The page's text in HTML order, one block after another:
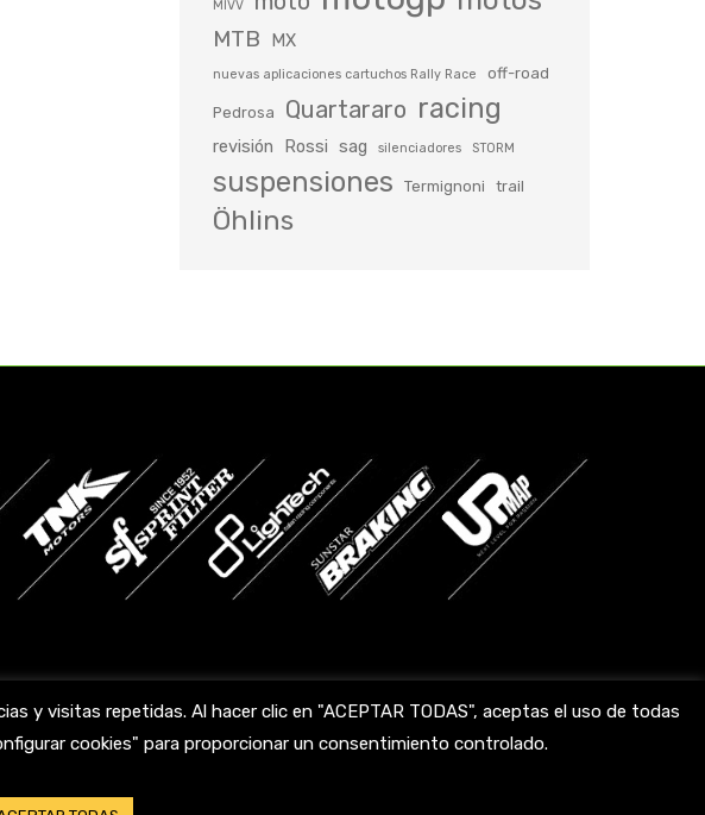
MIVV
MTB MX
nuevas aplicaciones cartuchos Rally Race off-road
Pedrosa Quartararo racing
revisión Rossi sag silenciadores STORM
suspensiones Termignoni trail
Öhlins
y visitas repetidas. Al hacer clic en "ACEPTAR TODAS", aceptas el uso de todas
cookies" para proporcionar un consentimiento controlado.